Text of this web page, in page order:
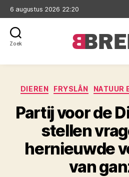
6 augustus 2026 22:20
Zoek
DIEREN FRYSLÂN NATUUR
Partij voor de
stellen
hernieuwde
van